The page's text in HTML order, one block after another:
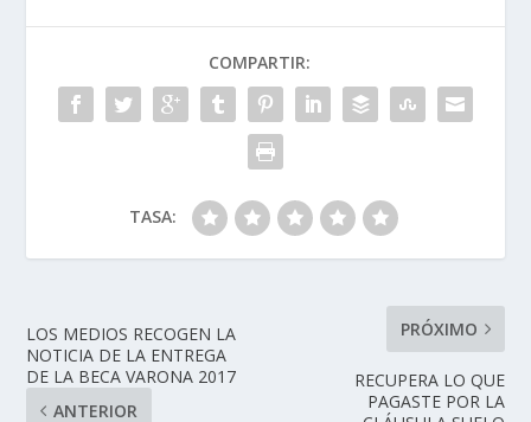
COMPARTIR:
TASA:
LOS MEDIOS RECOGEN LA
NOTICIA DE LA ENTREGA
DE LA BECA VARONA 2017
ANTERIOR
PRÓXIMO
RECUPERA LO QUE
PAGASTE POR LA